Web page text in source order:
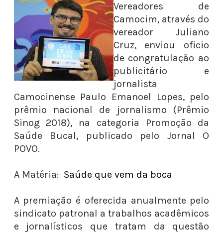
Vereadores de
Camocim, através do
vereador Juliano
Cruz, enviou oficio
de congratulação ao
publicitário e
jornalista
Camocinense Paulo Emanoel Lopes, pelo
prêmio nacional de jornalismo (Prêmio
Sinog 2018), na categoria Promoção da
Saúde Bucal, publicado pelo Jornal O
POVO.
A Matéria: Saúde que vem da boca
A premiação é oferecida anualmente pelo
sindicato patronal a trabalhos acadêmicos
e jornalísticos que tratam da questão